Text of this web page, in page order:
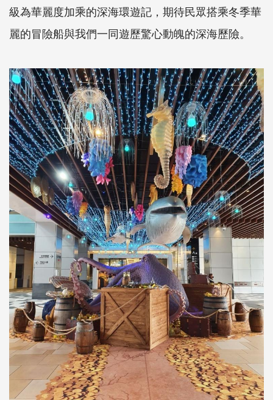
級為華麗度加乘的深海環遊記，期待民眾搭乘冬季華
麗的冒險船與我們一同遊歷驚心動魄的深海歷險。